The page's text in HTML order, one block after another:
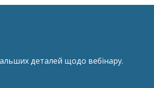
деталей щодо вебінару.